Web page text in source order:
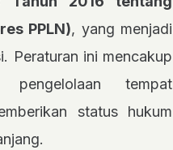
PPLN), yang menjadi
Peraturan ini mencakup
pengelolaan tempat
status hukum